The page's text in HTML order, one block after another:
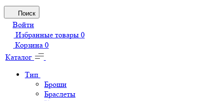
Поиск
Войти
Избранные товары 0
Корзина 0
Каталог
Тип
Броши
Браслеты